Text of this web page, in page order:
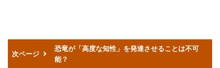
次ページ
恐竜が「高度な知性」を発達させることは不可
能？